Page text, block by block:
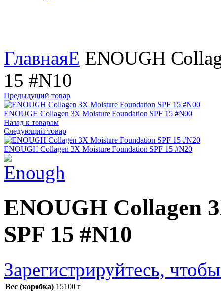
ГлавнаяE ENOUGH
15 #N10
Предыдущий товар
ENOUGH Collagen 3X Moisture Foundation SPF 15 #N00
Назад к товарам
Следующий товар
ENOUGH Collagen 3X Moisture Foundation SPF 15 #N20
ENOUGH Collagen
SPF 15 #N10
Зарегистрируйтесь,
Вес (коробка) 15100 г